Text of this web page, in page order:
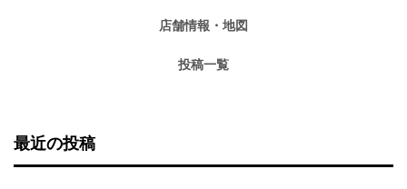
店舗情報・地図
投稿一覧
最近の投稿